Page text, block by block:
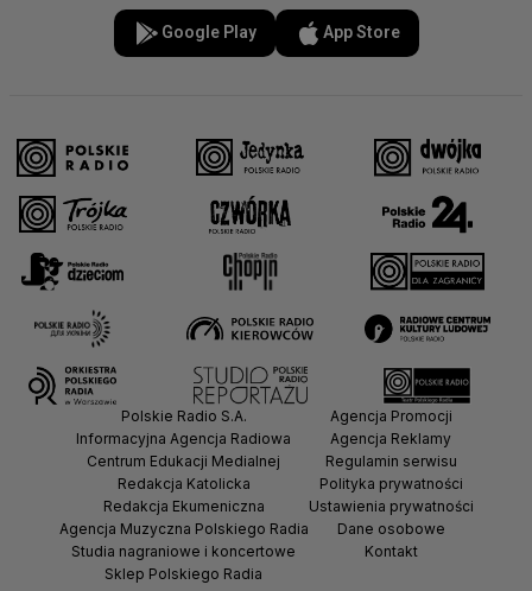
Google Play App Store
Polskie Radio S.A.
Informacyjna Agencja Radiowa
Centrum Edukacji Medialnej
Redakcja Katolicka
Redakcja Ekumeniczna
Agencja Muzyczna Polskiego Radia
Studia nagraniowe i koncertowe
Sklep Polskiego Radia
Agencja Promocji
Agencja Reklamy
Regulamin serwisu
Polityka prywatności
Ustawienia prywatności
Dane osobowe
Kontakt